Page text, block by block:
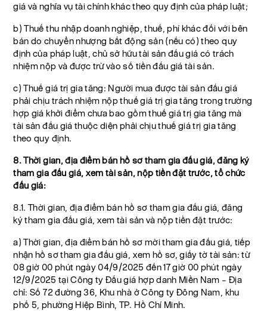
giá và nghĩa vụ tài chính khác theo quy định của pháp luật;
b) Thuế thu nhập doanh nghiệp, thuế, phí khác đối với bên
bán do chuyển nhượng bất động sản (nếu có) theo quy
định của pháp luật, chủ sở hữu tài sản đấu giá có trách
nhiệm nộp và được trừ vào số tiền đấu giá tài sản.
c) Thuế giá trị gia tăng: Người mua được tài sản đấu giá
phải chịu trách nhiệm nộp thuế giá trị gia tăng trong trường
hợp giá khởi điểm chưa bao gồm thuế giá trị gia tăng mà
tài sản đấu giá thuộc diện phải chịu thuế giá trị gia tăng
theo quy định.
8. Thời gian, địa điểm bán hồ sơ tham gia đấu giá, đăng ký
tham gia đấu giá, xem tài sản, nộp tiền đặt trước, tổ chức
đấu giá:
8.1. Thời gian, địa điểm bán hồ sơ tham gia đấu giá, đăng
ký tham gia đấu giá, xem tài sản và nộp tiền đặt trước:
a) Thời gian, địa điểm bán hồ sơ mời tham gia đấu giá, tiếp
nhận hồ sơ tham gia đấu giá, xem hồ sơ, giấy tờ tài sản: từ
08 giờ 00 phút ngày 04/9/2025 đến 17 giờ 00 phút ngày
12/9/2025 tại Công ty Đấu giá hợp danh Miền Nam – Địa
chỉ: Số 72 đường 36, Khu nhà ở Công ty Đông Nam, khu
phố 5, phường Hiệp Bình, TP. Hồ Chí Minh.